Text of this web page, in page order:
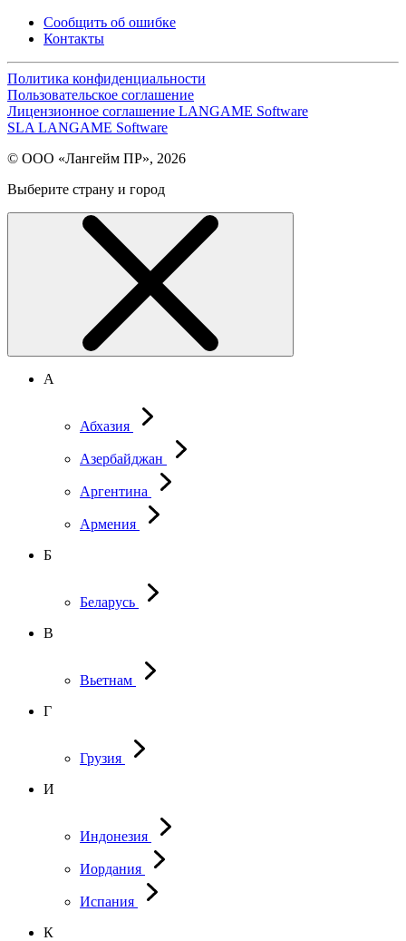
Сообщить об ошибке
Контакты
Политика конфиденциальности
Пользовательское соглашение
Лицензионное соглашение LANGAME Software
SLA LANGAME Software
© ООО «Лангейм ПР», 2026
Выберите страну и город
А
Абхазия
Азербайджан
Аргентина
Армения
Б
Беларусь
В
Вьетнам
Г
Грузия
И
Индонезия
Иордания
Испания
К